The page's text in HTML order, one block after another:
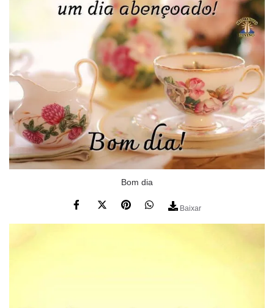
Bom dia
Baixar